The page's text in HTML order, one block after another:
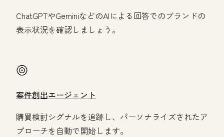
ChatGPTやGeminiなどのAIによる回答でのブランドの
表示状況を確認しましょう。
案件創出エージェント
購買検討シグナルを追跡し、パーソナライズされたア
プローチを自動で開始します。